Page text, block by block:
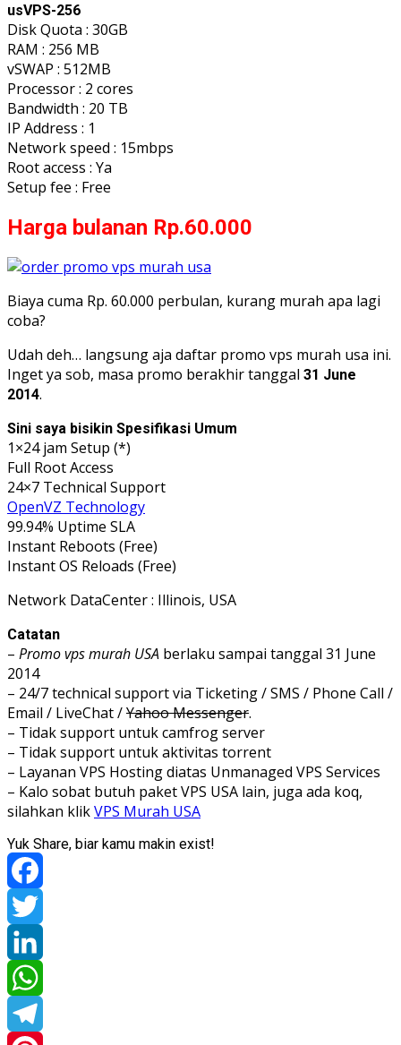
usVPS-256
Disk Quota : 30GB
RAM : 256 MB
vSWAP : 512MB
Processor : 2 cores
Bandwidth : 20 TB
IP Address : 1
Network speed : 15mbps
Root access : Ya
Setup fee : Free
Harga bulanan Rp.60.000
Biaya cuma Rp. 60.000 perbulan, kurang murah apa lagi
coba?
Udah deh… langsung aja daftar promo vps murah usa ini.
Inget ya sob, masa promo berakhir tanggal 31 June
2014.
Sini saya bisikin Spesifikasi Umum
1×24 jam Setup (*)
Full Root Access
24×7 Technical Support
OpenVZ Technology
99.94% Uptime SLA
Instant Reboots (Free)
Instant OS Reloads (Free)
Network DataCenter : Illinois, USA
Catatan
– Promo vps murah USA berlaku sampai tanggal 31 June
2014
– 24/7 technical support via Ticketing / SMS / Phone Call /
Email / LiveChat /Yahoo Messenger.
– Tidak support untuk camfrog server
– Tidak support untuk aktivitas torrent
– Layanan VPS Hosting diatas Unmanaged VPS Services
– Kalo sobat butuh paket VPS USA lain, juga ada koq,
silahkan klikVPS Murah USA
Yuk Share, biar kamu makin exist!
Facebook
Twitter
LinkedIn
WhatsApp